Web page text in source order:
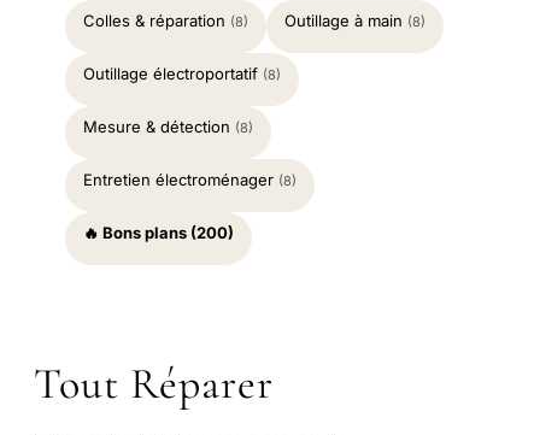
Colles & réparation (8) Outillage à main (8)
Outillage électroportatif (8)
Mesure & détection (8)
Entretien électroménager (8)
🔥 Bons plans (200)
Tout Réparer